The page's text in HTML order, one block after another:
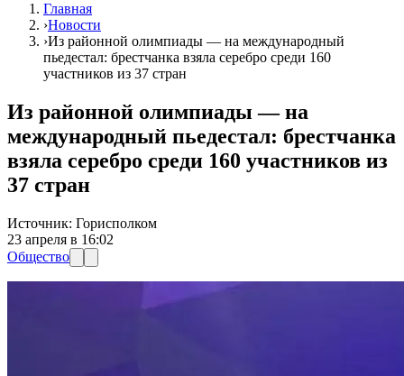
Главная
›Новости
›Из районной олимпиады — на международный
пьедестал: брестчанка взяла серебро среди 160
участников из 37 стран
Из районной олимпиады — на
международный пьедестал: брестчанка
взяла серебро среди 160 участников из
37 стран
Источник: Горисполком
23 апреля в 16:02
Общество